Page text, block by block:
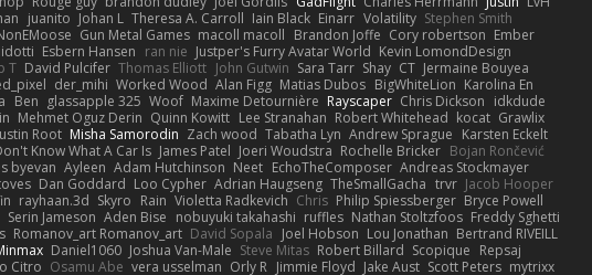
juanito Johan L Theresa A. Carroll Iain Black Einarr Volatility Stephen Smith
Gun Metal Games macoll macoll Brandon Joffe Cory robertson Ember
Esbern Hansen ran nie Justper's Furry Avatar World Kevin LomondDesign
T David Pulcifer Thomas Elliott John Gutwin Sara Tarr Shay CT Jermaine Bouyea
der_mihi Worked Wood Alan Figg Matias Dubos BigWhiteLion Karolina En
Ben glassapple 325 Woof Maxime Detournière Rayscaper Chris Dickson idkdude
Mehmet Oguz Derin Quinn Kowitt Lee Stranahan Robert Whitehead kocat Grawlix
Root Misha Samorodin Zach wood Tabatha Lyn Andrew Sprague Karsten Eckelt
Know What A Car Is James Patel Joeri Woudstra Rochelle Bricker Bojan Rončević
byevan Ayleen Adam Hutchinson Neet EchoTheComposer Andreas Stockmayer
Dan Goddard Loo Cypher Adrian Haugseng TheSmallGacha trvr Jacob Hooper
rayhaan.3d Skyro Rain Violetta Radkevich Chris Philip Spiessberger Bryce Powell
Serin Jameson Aden Bise nobuyuki takahashi ruffles Nathan Stoltzfoos Freddy Sghetti
Romanov_art Romanov_art David Sopala Joel Hobson Lou Jonathan Bertrand RIVEILL
Daniel1060 Joshua Van-Male Steve Mitas Robert Billard Scopique Repsaj
Citro Osamu Abe vera usselman Orly R Jimmie Floyd Jake Aust Scott Peters mytrixx